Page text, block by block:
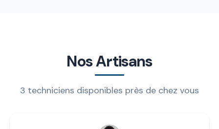
Nos Artisans
3 techniciens disponibles près de chez vous